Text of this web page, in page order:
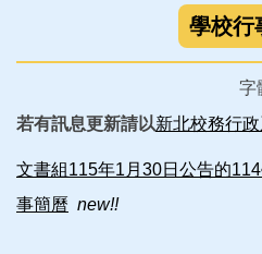
學校行
字
若有訊息更新請以新北校務行
文書組115年1月30日公告的
事簡曆 new!!